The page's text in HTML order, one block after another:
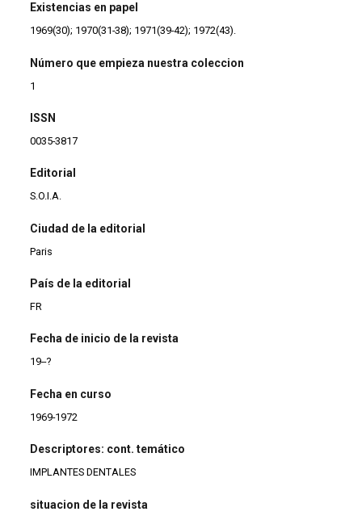
Existencias en papel
1969(30); 1970(31-38); 1971(39-42); 1972(43).
Número que empieza nuestra coleccion
1
ISSN
0035-3817
Editorial
S.O.I.A.
Ciudad de la editorial
Paris
País de la editorial
FR
Fecha de inicio de la revista
19--?
Fecha en curso
1969-1972
Descriptores: cont. temático
IMPLANTES DENTALES
situacion de la revista